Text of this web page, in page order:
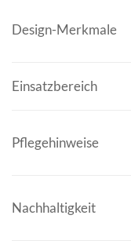
Design-Merkmale
Einsatzbereich
Pflegehinweise
Nachhaltigkeit